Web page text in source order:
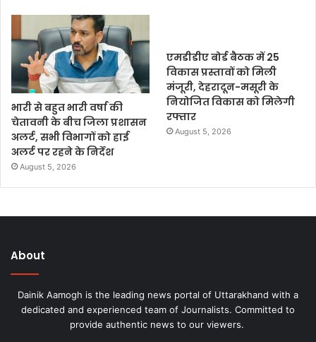
भारी से बहुत भारी वर्षा की
चेतावनी के बीच जिला प्रशासन
अलर्ट, सभी विभागों को हाई
अलर्ट पर रहने के निर्देश
August 5, 2026
एमडीडीए बोर्ड बैठक में 25
विकास प्रस्तावों को मिली
मंजूरी, देहरादून-मसूरी के
नियोजित विकास को मिलेगी
रफ्तार
August 5, 2026
About
Dainik Aamogh is the leading news portal of Uttarakhand with a
dedicated and experienced team of Journalists. Committed to
provide authentic news to our viewers.